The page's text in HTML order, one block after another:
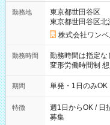
勤務地
東京都世田谷区
東京都世田谷区北
株式会社ワン
勤務時間
勤務時間は指定な
変形労働時間制 想定労働時
～21：00
期間 単発・1日のみOK
特徴
週1日からOK / 日
募集